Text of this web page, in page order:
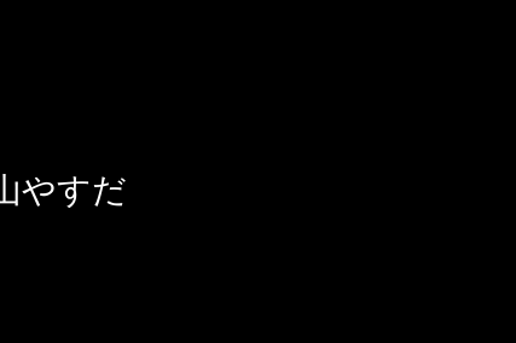
きの宿 楽山やすだ